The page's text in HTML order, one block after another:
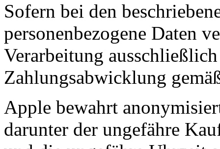
Sofern bei den
personenbezogene Daten
Verarbeitung
Zahlungsabwicklung
Apple bewahrt
darunter der ungefähre